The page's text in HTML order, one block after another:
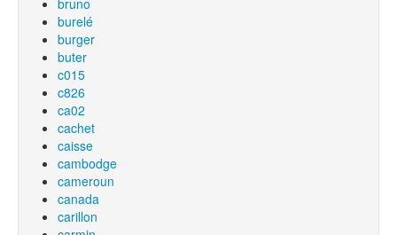
bruno
burelé
burger
buter
c015
c826
ca02
cachet
caisse
cambodge
cameroun
canada
carillon